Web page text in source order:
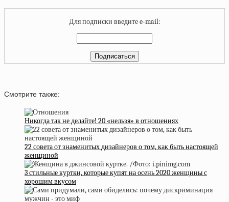
Для подписки введите e-mail:
Смотрите также:
Никогда так не делайте! 20 «нельзя» в отношениях
22 совета от знаменитых дизайнеров о том, как быть настоящей
женщиной
3 стильные куртки, которые купят на осень 2020 женщины с
хорошим вкусом